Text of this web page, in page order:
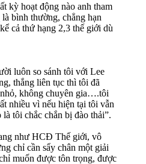
kỳ hoạt động nào anh tham
là bình thường, chẳng hạn
cả thứ hạng 2,3 thế giới dù
luôn so sánh tôi với Lee
thắng liên tục thì tôi đã
không chuyên gia….tôi
nhiều vì nếu hiện tại tôi vẫn
tôi chắc chắn bị đào thải”.
như HCĐ Thế giới, vô
chỉ cần sẩy chân một giải
muốn được tôn trọng, được